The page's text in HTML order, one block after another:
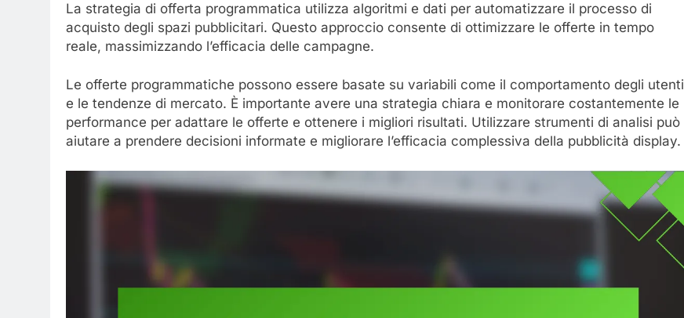
La strategia di offerta programmatica utilizza algoritmi e dati per automatizzare il processo di
acquisto degli spazi pubblicitari. Questo approccio consente di ottimizzare le offerte in tempo
reale, massimizzando l’efficacia delle campagne.
Le offerte programmatiche possono essere basate su variabili come il comportamento degli utenti
e le tendenze di mercato. È importante avere una strategia chiara e monitorare costantemente le
performance per adattare le offerte e ottenere i migliori risultati. Utilizzare strumenti di analisi può
aiutare a prendere decisioni informate e migliorare l’efficacia complessiva della pubblicità display.